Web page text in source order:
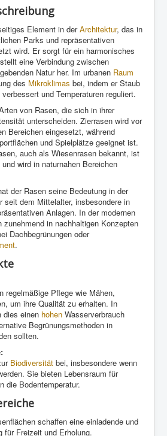
Element in derArchitektur, das in
Parks und repräsentativen
wird. Er sorgt für ein harmonisches
eine Verbindung zwischen
Natur her. Im urbanen Raum
des Mikroklimas bei, indem er Staub
und Temperaturen reguliert.
von Rasen, die sich in ihrer
unterscheiden. Zierrasen wird vor
Bereichen eingesetzt, während
und Spielplätze geeignet ist.
auch als Wiesenrasen bekannt, ist
wird in naturnahen Bereichen
der Rasen seine Bedeutung in der
seit dem Mittelalter, insbesondere in
Anlagen. In der modernen
zunehmend in nachhaltigen Konzepten
Dachbegrünungen oder
.
regelmäßige Pflege wie Mähen,
um ihre Qualität zu erhalten. In
dies einen hohen Wasserverbrauch
Begrünungsmethoden in
sollten.
Biodiversität bei, insbesondere wenn
Sie bieten Lebensraum für
die Bodentemperatur.
schaffen eine einladende und
für Freizeit und Erholung.